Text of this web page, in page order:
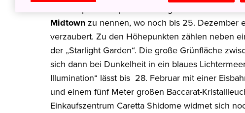
Auch Japans Hauptstadt steht ganz im Zeichen
Midtown zu nennen, wo noch bis 25. Dezember
verzaubert. Zu den Höhepunkten zählen neben
der „Starlight Garden“. Die große Grünfläche
sich dann bei Dunkelheit in ein blaues
Illumination“ lässt bis 28. Februar mit einer
und einem fünf Meter großen Baccarat-
Einkaufszentrum Caretta Shidome widmet sich